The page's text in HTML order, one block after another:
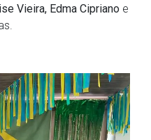
Vieira, Edma Cipriano e